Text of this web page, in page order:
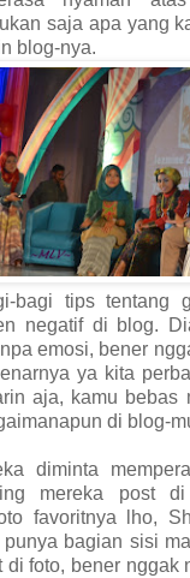
saja apa yang
blog-nya.
bagi tips tentang
negatif di blog.
emosi, bener
ya kita
aja, kamu bebas
di blog-
diminta
mereka post
favoritnya lho,
bagian sisi
di foto, bener nggak